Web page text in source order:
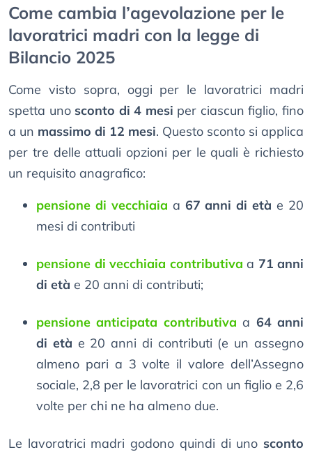
Come cambia l’agevolazione per le
lavoratrici madri con la legge di
Bilancio 2025
Come visto sopra, oggi per le lavoratrici madri
spetta uno sconto di 4 mesi per ciascun figlio, fino
a un massimo di 12 mesi. Questo sconto si applica
per tre delle attuali opzioni per le quali è richiesto
un requisito anagrafico:
pensione di vecchiaia a 67 anni di età e 20
mesi di contributi
pensione di vecchiaia contributiva a 71 anni
di età e 20 anni di contributi;
pensione anticipata contributiva a 64 anni
di età e 20 anni di contributi (e un assegno
almeno pari a 3 volte il valore dell’Assegno
sociale, 2,8 per le lavoratrici con un figlio e 2,6
volte per chi ne ha almeno due.
Le lavoratrici madri godono quindi di uno sconto